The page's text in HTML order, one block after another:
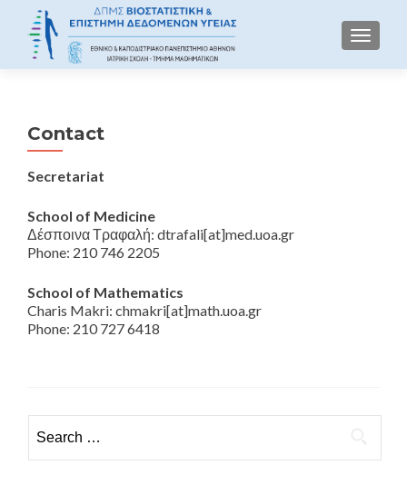
Contact
Secretariat
School of Medicine
Δέσποινα Τραφαλή: dtrafali[at]med.uoa.gr
Phone: 210 746 2205
School of Mathematics
Charis Makri: chmakri[at]math.uoa.gr
Phone: 210 727 6418